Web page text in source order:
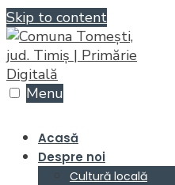
Skip to content
Menu
Acasă
Despre noi
Cultură locală